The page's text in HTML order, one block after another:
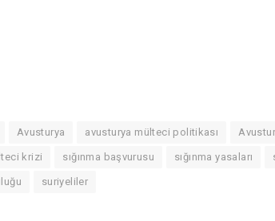
Avusturya avusturya mülteci politikası
krizi sığınma başvurusu sığınma yasaları
suriyeliler